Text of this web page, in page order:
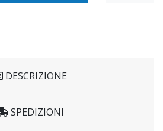
DESCRIZIONE
SPEDIZIONI